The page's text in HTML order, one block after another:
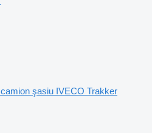
camion şasiu IVECO Trakker